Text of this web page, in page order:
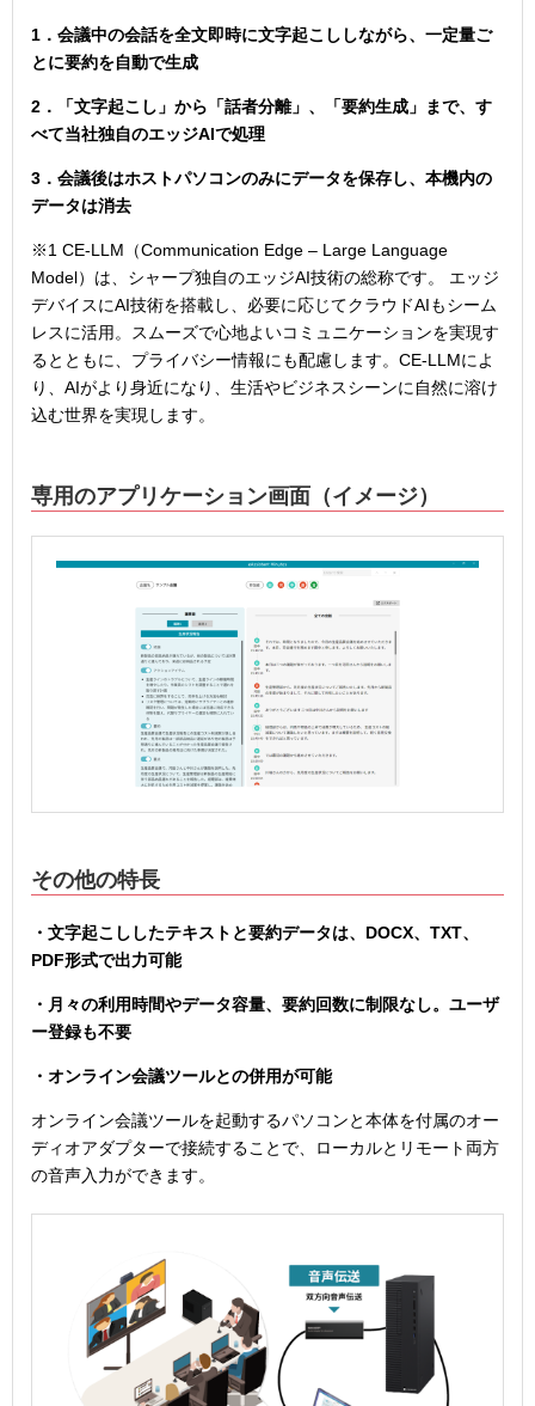
1．会議中の会話を全文即時に文字起こししながら、一定量ご
とに要約を自動で生成
2．「文字起こし」から「話者分離」、「要約生成」まで、す
べて当社独自のエッジAIで処理
3．会議後はホストパソコンのみにデータを保存し、本機内の
データは消去
※1 CE-LLM（Communication Edge – Large Language
Model）は、シャープ独自のエッジAI技術の総称です。 エッジ
デバイスにAI技術を搭載し、必要に応じてクラウドAIもシーム
レスに活用。スムーズで心地よいコミュニケーションを実現す
るとともに、プライバシー情報にも配慮します。CE-LLMによ
り、AIがより身近になり、生活やビジネスシーンに自然に溶け
込む世界を実現します。
専用のアプリケーション画面（イメージ）
その他の特長
・文字起こししたテキストと要約データは、DOCX、TXT、
PDF形式で出力可能
・月々の利用時間やデータ容量、要約回数に制限なし。ユーザ
ー登録も不要
・オンライン会議ツールとの併用が可能
オンライン会議ツールを起動するパソコンと本体を付属のオー
ディオアダプターで接続することで、ローカルとリモート両方
の音声入力ができます。